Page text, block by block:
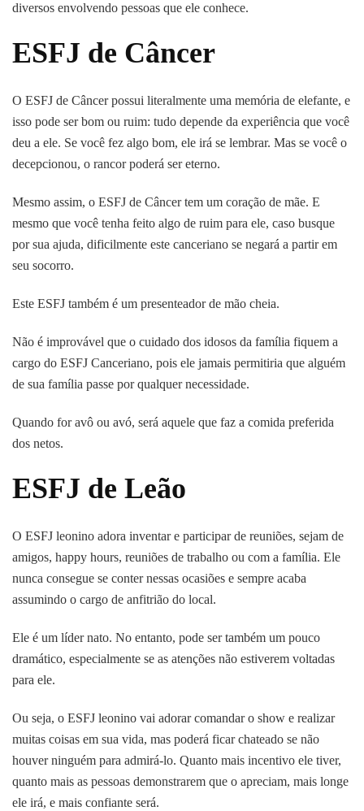
diversos envolvendo pessoas que ele conhece.
ESFJ de Câncer
O ESFJ de Câncer possui literalmente uma memória de elefante, e
isso pode ser bom ou ruim: tudo depende da experiência que você
deu a ele. Se você fez algo bom, ele irá se lembrar. Mas se você o
decepcionou, o rancor poderá ser eterno.
Mesmo assim, o ESFJ de Câncer tem um coração de mãe. E
mesmo que você tenha feito algo de ruim para ele, caso busque
por sua ajuda, dificilmente este canceriano se negará a partir em
seu socorro.
Este ESFJ também é um presenteador de mão cheia.
Não é improvável que o cuidado dos idosos da família fiquem a
cargo do ESFJ Canceriano, pois ele jamais permitiria que alguém
de sua família passe por qualquer necessidade.
Quando for avô ou avó, será aquele que faz a comida preferida
dos netos.
ESFJ de Leão
O ESFJ leonino adora inventar e participar de reuniões, sejam de
amigos, happy hours, reuniões de trabalho ou com a família. Ele
nunca consegue se conter nessas ocasiões e sempre acaba
assumindo o cargo de anfitrião do local.
Ele é um líder nato. No entanto, pode ser também um pouco
dramático, especialmente se as atenções não estiverem voltadas
para ele.
Ou seja, o ESFJ leonino vai adorar comandar o show e realizar
muitas coisas em sua vida, mas poderá ficar chateado se não
houver ninguém para admirá-lo. Quanto mais incentivo ele tiver,
quanto mais as pessoas demonstrarem que o apreciam, mais longe
ele irá, e mais confiante será.